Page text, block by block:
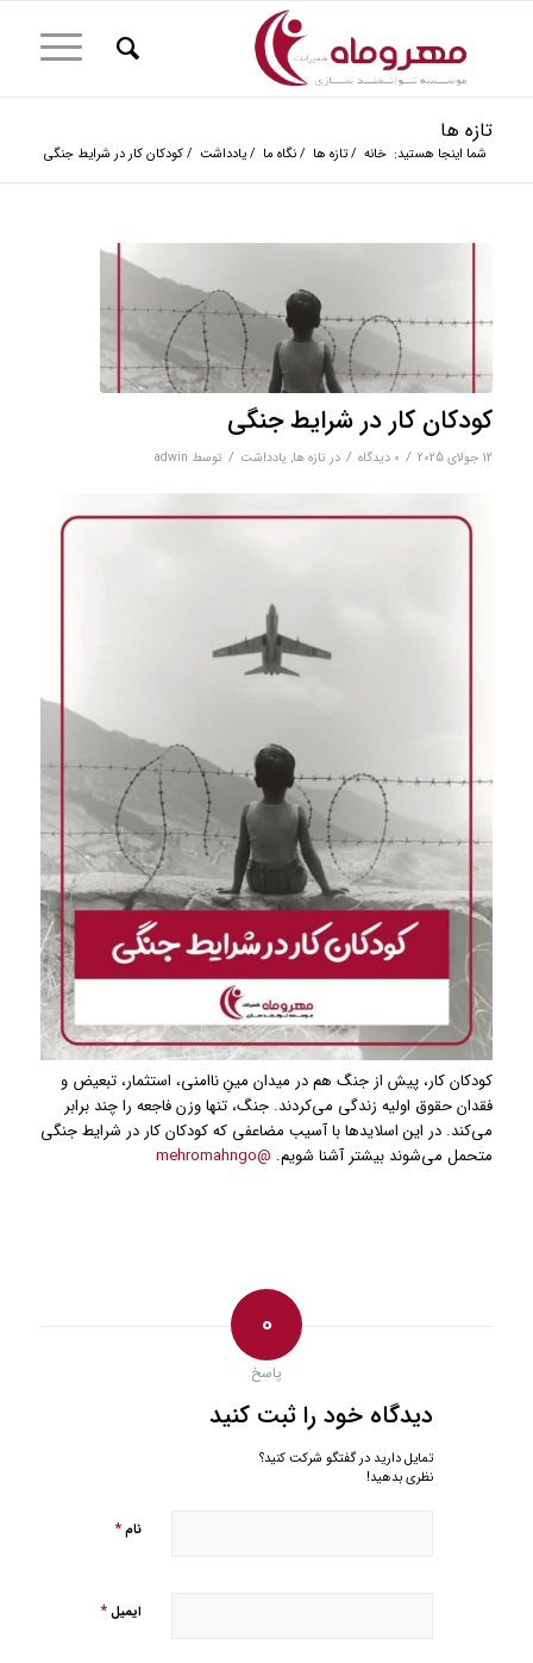
تازه ها
شما اینجا هستید: خانه / تازه ها / نگاه ما / یادداشت / کودکان کار در شرایط جنگی
کودکان کار در شرایط جنگی
12 جولای 2025 / 0 دیدگاه‌ / در تازه ها, یادداشت / توسط adwin
کودکان کار، پیش از جنگ هم در میدان مینِ ناامنی، استثمار، تبعیض و
فقدان حقوق اولیه زندگی می‌کردند. جنگ، تنها وزن فاجعه را چند برابر
می‌کند. در این اسلایدها با آسیب مضاعفی که کودکان کار در شرایط جنگی
متحمل می‌شوند بیشتر آشنا شویم. @mehromahngo
0
پاسخ
دیدگاه خود را ثبت کنید
تمایل دارید در گفتگو شرکت کنید؟
نظری بدهید!
نام*
ایمیل*